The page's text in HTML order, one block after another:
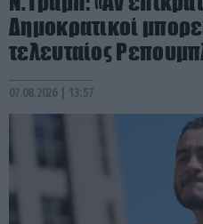
Δημοκρατικοί
τελευταίος
07.08.2026 | 13:57